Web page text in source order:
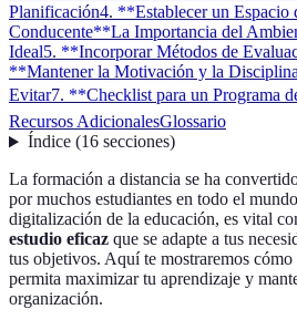
Planificación4. **Establecer un Espacio
Conducente**La Importancia del
Ideal5. **Incorporar Métodos de
**Mantener la Motivación y la
Evitar7. **Checklist para un Programa
Recursos AdicionalesGlossario
Índice(16 secciones)
La formación a distancia se ha
por muchos estudiantes en todo el
digitalización de la educación, es vital
estudio eficaz que se adapte a tus
tus objetivos. Aquí te mostraremos
permita maximizar tu aprendizaje y
organización.